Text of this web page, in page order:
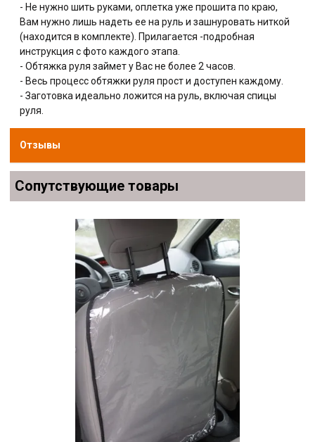
- Не нужно шить руками, оплетка уже прошита по краю,
Вам нужно лишь надеть ее на руль и зашнуровать ниткой
(находится в комплекте). Прилагается -подробная
инструкция с фото каждого этапа.
- Обтяжка руля займет у Вас не более 2 часов.
- Весь процесс обтяжки руля прост и доступен каждому.
- Заготовка идеально ложится на руль, включая спицы
руля.
Отзывы
Сопутствующие товары